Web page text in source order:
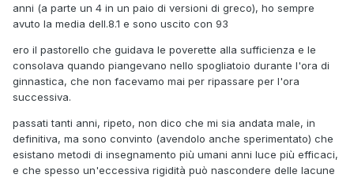
anni (a parte un 4 in un paio di versioni di greco), ho sempre
avuto la media dell.8.1 e sono uscito con 93
ero il pastorello che guidava le poverette alla sufficienza e le
consolava quando piangevano nello spogliatoio durante l'ora di
ginnastica, che non facevamo mai per ripassare per l'ora
successiva.
passati tanti anni, ripeto, non dico che mi sia andata male, in
definitiva, ma sono convinto (avendolo anche sperimentato) che
esistano metodi di insegnamento più umani anni luce più efficaci,
e che spesso un'eccessiva rigidità può nascondere delle lacune